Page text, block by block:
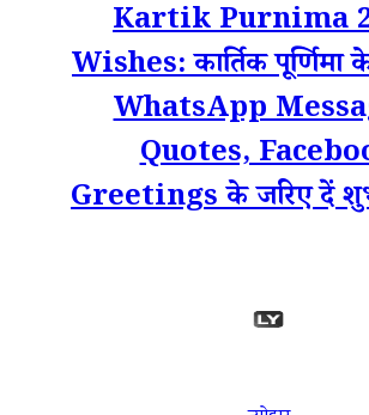
Kartik Purnima
Wishes: कार्तिक पूर्णिमा
WhatsApp
Quotes,
Greetings के जरिए दें